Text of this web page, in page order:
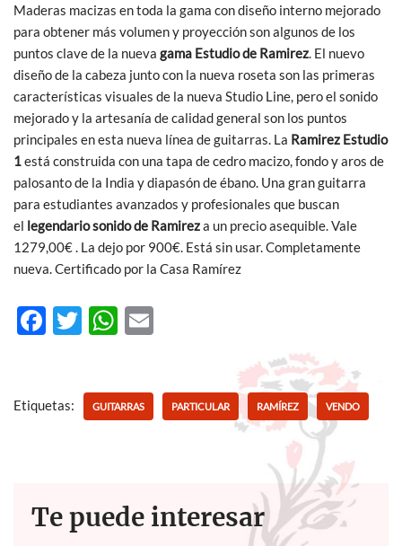
Maderas macizas en toda la gama con diseño interno mejorado
para obtener más volumen y proyección son algunos de los
puntos clave de la nueva gama Estudio de Ramirez. El nuevo
diseño de la cabeza junto con la nueva roseta son las primeras
características visuales de la nueva Studio Line, pero el sonido
mejorado y la artesanía de calidad general son los puntos
principales en esta nueva línea de guitarras. La Ramirez Estudio
1está construida con una tapa de cedro macizo, fondo y aros de
palosanto de la India y diapasón de ébano. Una gran guitarra
para estudiantes avanzados y profesionales que buscan
el legendario sonido de Ramireza un precio asequible. Vale
1279,00€ . La dejo por 900€. Está sin usar. Completamente
nueva. Certificado por la Casa Ramírez
F
b
T
er
W
s
Etiquetas: GUITARRAS PARTICULAR RAMÍREZ VENDO
Te puede interesar